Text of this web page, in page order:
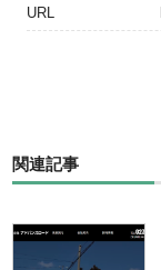
URL
関連記事